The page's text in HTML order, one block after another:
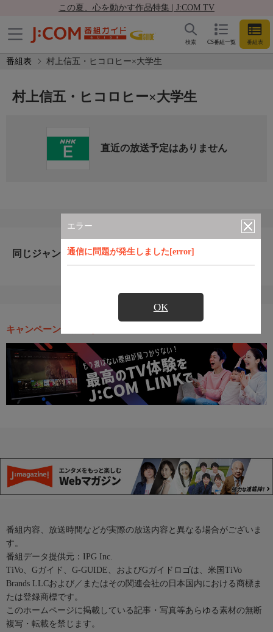
この夏、心を動かす作品特集 | J:COM TV
CS番組一覧 番組表
検索
番組表 村上信五・ヒコロヒー×大学生
エラー
通信に問題が発生しました[error]
OK
村上信五・ヒコロヒー×大学生
直近の放送予定はありません
同じジャンルのおすすめ番組
キャンペーン・お得な情報
番組内容、放送時間などが実際の放送内容と異なる場合がございま
す。
番組データ提供元：IPG Inc.
TiVo、Gガイド、G-GUIDE、およびGガイドロゴは、米国TiVo
Brands LLCおよび／またはその関連会社の日本国内における商標ま
たは登録商標です。
このホームページに掲載している記事・写真等あらゆる素材の無断
複写・転載を禁じます。